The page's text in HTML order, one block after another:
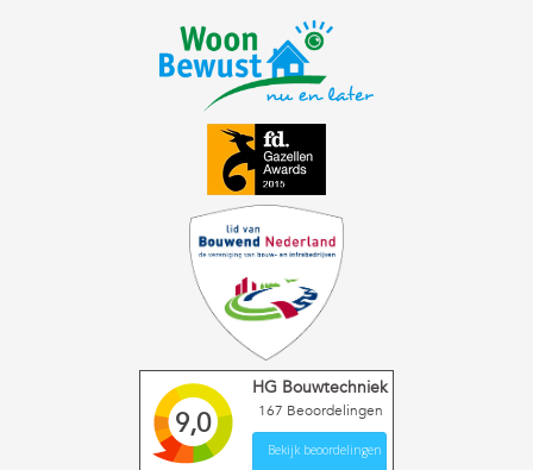
9,0
HG Bouwtechniek
167 Beoordelingen
Bekijk beoordelingen